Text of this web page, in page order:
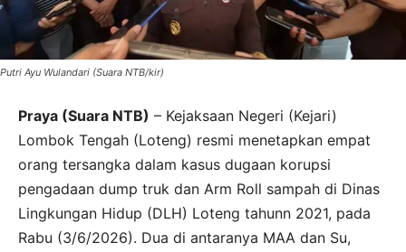
Putri Ayu Wulandari (Suara NTB/kir)
Praya (Suara NTB) – Kejaksaan Negeri (Kejari)
Lombok Tengah (Loteng) resmi menetapkan empat
orang tersangka dalam kasus dugaan korupsi
pengadaan dump truk dan Arm Roll sampah di Dinas
Lingkungan Hidup (DLH) Loteng tahunn 2021, pada
Rabu (3/6/2026). Dua di antaranya MAA dan Su,